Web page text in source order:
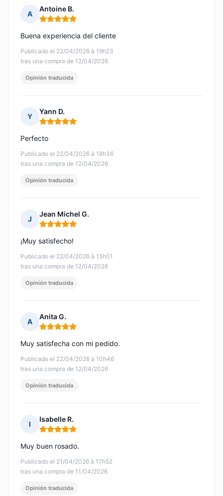
A
Antoine B.
Nota: 5 de 5
Publicado el 22/04/2026 à 19h23
tras una compra de 12/04/2026
Buena experiencia del cliente
Opinión traducida
Y
Yann D.
Nota: 5 de 5
Publicado el 22/04/2026 à 18h36
tras una compra de 12/04/2026
Perfecto
Opinión traducida
J
Jean Michel G.
Nota: 5 de 5
Publicado el 22/04/2026 à 15h01
tras una compra de 12/04/2026
¡Muy satisfecho!
Opinión traducida
A
Anita G.
Nota: 5 de 5
Publicado el 22/04/2026 à 10h46
tras una compra de 12/04/2026
Muy satisfecha con mi pedido.
Opinión traducida
I
Isabelle R.
Nota: 5 de 5
Publicado el 21/04/2026 à 17h52
tras una compra de 11/04/2026
Muy buen rosado.
Opinión traducida